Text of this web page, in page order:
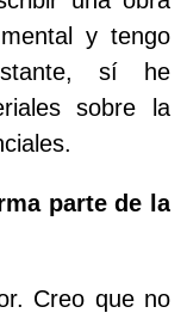
y tengo
sí he
sobre la
parte de la
Creo que no